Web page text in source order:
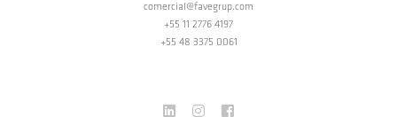
comercial@favegrup.com
+55 11 2776 4197
+55 48 3375 0061